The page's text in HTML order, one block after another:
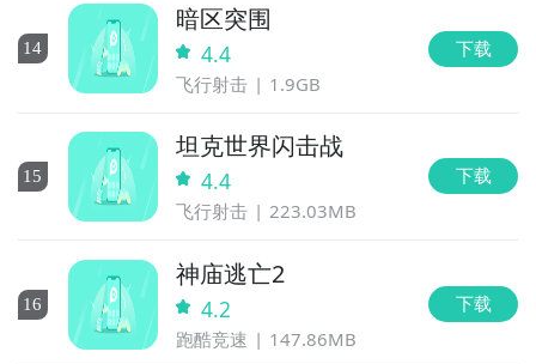
14
暗区突围
4.4
飞行射击 1.9GB
下载
15
坦克世界闪击战
4.4
飞行射击 223.03MB
下载
16
神庙逃亡2
4.2
跑酷竞速 147.86MB
下载